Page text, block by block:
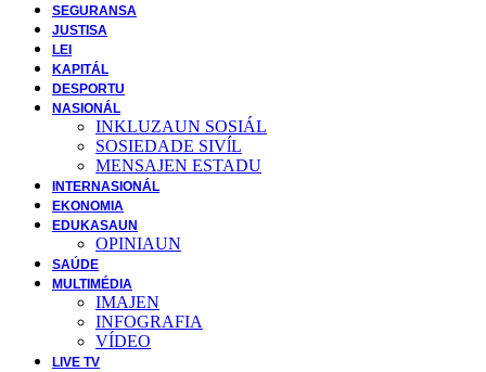
SEGURANSA
JUSTISA
LEI
KAPITÁL
DESPORTU
NASIONÁL
INKLUZAUN SOSIÁL
SOSIEDADE SIVĺL
MENSAJEN ESTADU
INTERNASIONÁL
EKONOMIA
EDUKASAUN
OPINIAUN
SAÚDE
MULTIMÉDIA
IMAJEN
INFOGRAFIA
VÍDEO
LIVE TV